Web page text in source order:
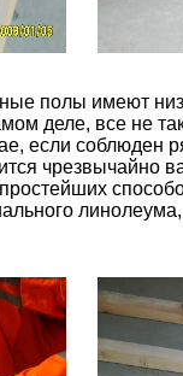
полы имеют
деле, все не
если соблюден
чрезвычайно